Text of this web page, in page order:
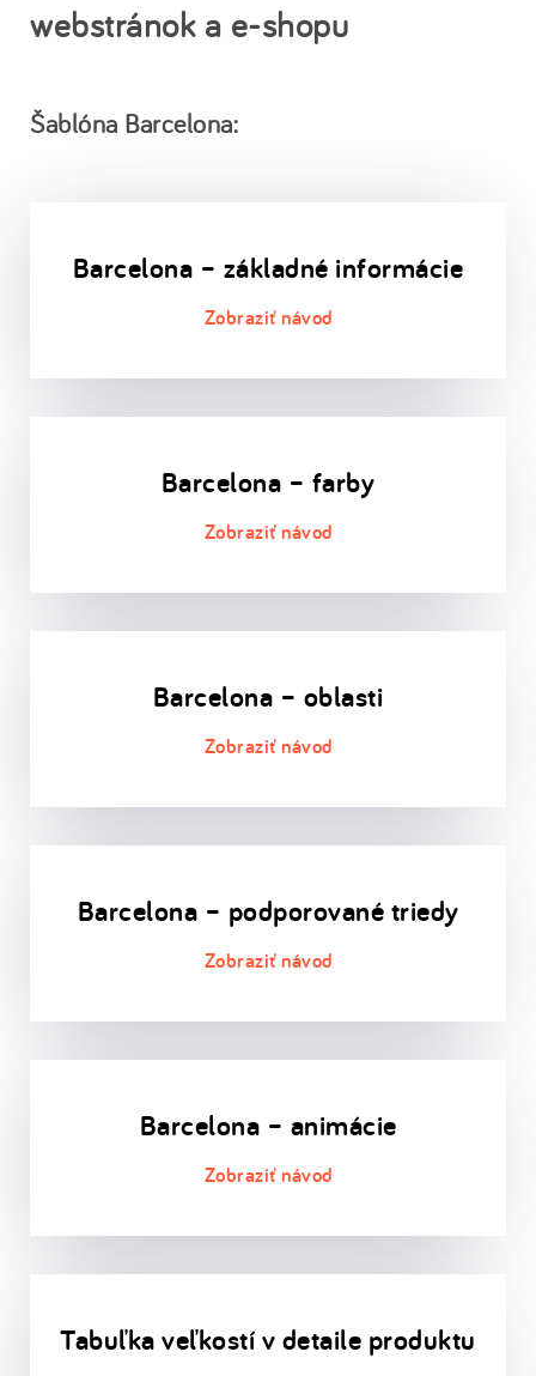
webstránok a e-shopu
Šablóna Barcelona:
Barcelona – základné informácie
Barcelona – farby
Barcelona – oblasti
Barcelona – podporované triedy
Barcelona – animácie
Tabuľka veľkostí v detaile produktu